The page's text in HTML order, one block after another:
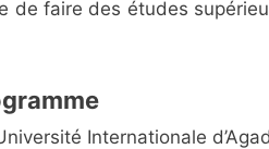
de faire des études
Internationale